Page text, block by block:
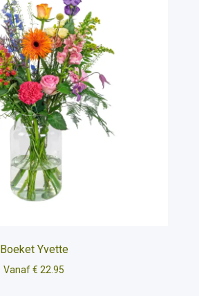
Boeket Yvette
Vanaf € 22.95